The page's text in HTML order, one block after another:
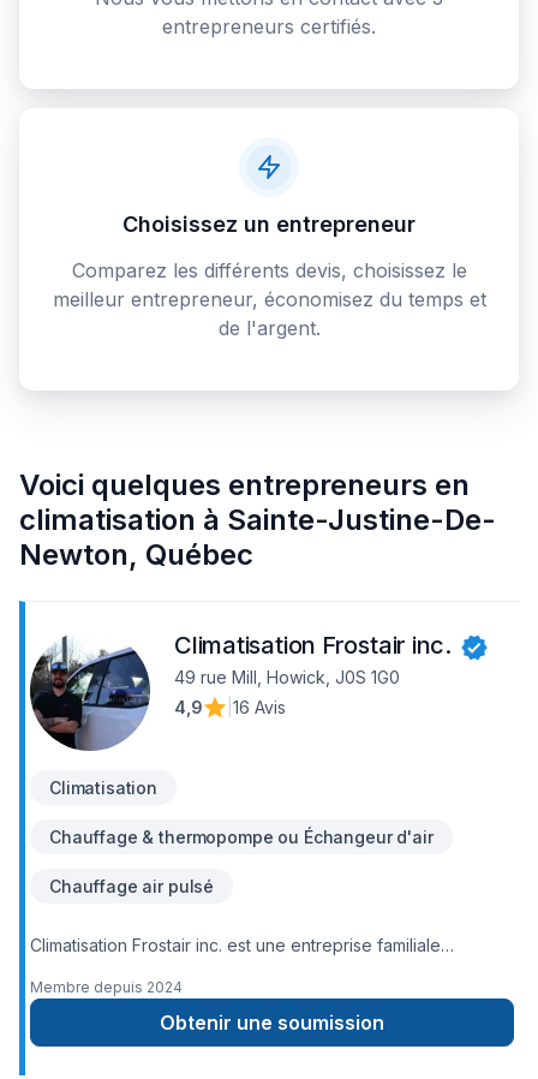
entrepreneurs certifiés.
Choisissez un entrepreneur
Comparez les différents devis, choisissez le
meilleur entrepreneur, économisez du temps et
de l'argent.
Voici quelques entrepreneurs en
climatisation à Sainte-Justine-De-
Newton, Québec
Climatisation Frostair inc.
49 rue Mill, Howick, J0S 1G0
4,9
16 Avis
Climatisation
Chauffage & thermopompe ou Échangeur d'air
Chauffage air pulsé
Climatisation Frostair inc. est une entreprise familiale
l’entretien de systèmes de climatisation et chauffage pour
les secteurs résidentiels et commerciaux. Fondée par
Francis Robidoux, un expert avec plus de 15 ans
Membre depuis 2024
Obtenir une soumission